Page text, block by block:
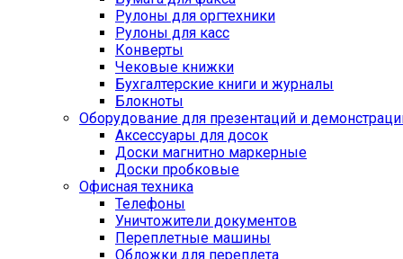
Рулоны для оргтехники
Рулоны для касс
Конверты
Чековые книжки
Бухгалтерские книги и журналы
Блокноты
Оборудование для презентаций и
Аксессуары для досок
Доски магнитно маркерные
Доски пробковые
Офисная техника
Телефоны
Уничтожители документов
Переплетные машины
Обложки для переплета